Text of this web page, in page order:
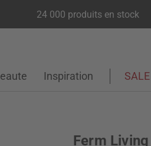
24 000 produits en stock
Inspiration SALE
Ferm